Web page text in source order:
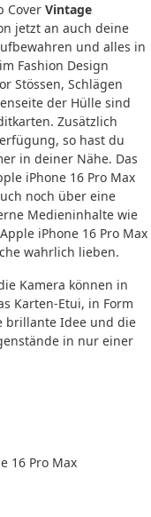
Cover Vintage
jetzt an auch deine
und alles in
Fashion Design
Stössen, Schlägen
der Hülle sind
Zusätzlich
so hast du
in deiner Nähe. Das
iPhone 16 Pro Max
noch über eine
Medieninhalte wie
iPhone 16 Pro Max
wahrlich lieben.
Kamera können in
Karten-Etui, in Form
brillante Idee und die
in nur einer
16 Pro Max